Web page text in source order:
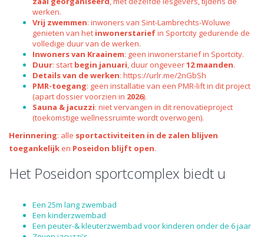
werken.
Vrij zwemmen: inwoners van Sint-Lambrechts-Woluwe
genieten van het inwonerstariefin Sportcity gedurende de
volledige duur van de werken.
Inwoners van Kraainem: geen inwonerstarief in Sportcity.
Duur: start begin januari, duur ongeveer12 maanden.
Details van de werken: https://urlr.me/2nGbSh
PMR-toegang: geen installatie van een PMR-lift in dit project
(apart dossier voorzien in 2026).
Sauna & jacuzzi: niet vervangen in dit renovatieproject
(toekomstige wellnessruimte wordt overwogen).
Herinnering: alle sportactiviteiten in de zalen blijven
toegankelijk en Poseidon blijft open.
Het Poseidon sportcomplex biedt u
Een 25m lang zwembad
Een kinderzwembad
Een peuter-& kleuterzwembad voor kinderen onder de 6 jaar